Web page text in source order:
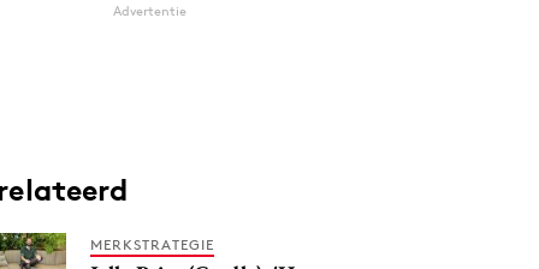
Advertentie
MERKSTRATEGIE